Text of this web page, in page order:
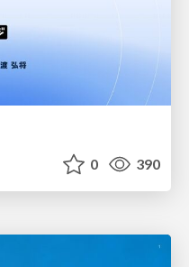
0 390